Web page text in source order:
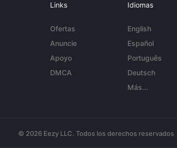
Links
Ofertas
Anuncie
Apoyo
DMCA
Idiomas
English
Español
Português
Deutsch
Más...
© 2026 Eezy LLC. Todos los derechos reservados